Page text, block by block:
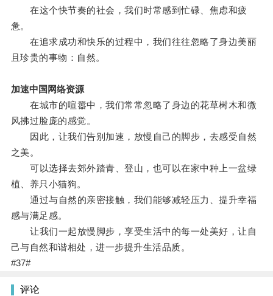
在这个快节奏的社会，我们时常感到忙碌、焦虑和疲
惫。
在追求成功和快乐的过程中，我们往往忽略了身边美丽
且珍贵的事物：自然。
加速中国网络资源
在城市的喧嚣中，我们常常忽略了身边的花草树木和微
风拂过脸庞的感觉。
因此，让我们告别加速，放慢自己的脚步，去感受自然
之美。
可以选择去郊外踏青、登山，也可以在家中种上一盆绿
植、养只小猫狗。
通过与自然的亲密接触，我们能够减轻压力、提升幸福
感与满足感。
让我们一起放慢脚步，享受生活中的每一处美好，让自
己与自然和谐相处，进一步提升生活品质。
#37#
评论